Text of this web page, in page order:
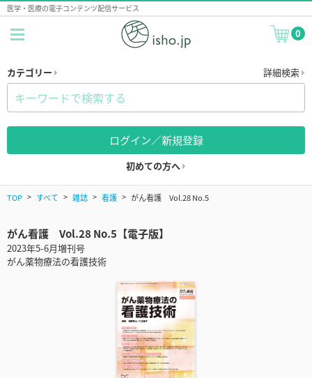
医学・医療の電子コンテンツ配信サービス
0
カテゴリー 詳細検索
ログイン／新規登録
初めての方へ
TOP すべて 雑誌 看護 がん看護 Vol.28 No.5
がん看護 Vol.28 No.5【電子版】
2023年5-6月増刊号
がん薬物療法の看護技術